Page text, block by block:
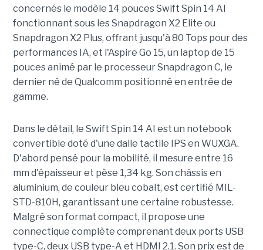
concernés le modèle 14 pouces Swift Spin 14 AI
fonctionnant sous les Snapdragon X2 Elite ou
Snapdragon X2 Plus, offrant jusqu'à 80 Tops pour des
performances IA, et l'Aspire Go 15, un laptop de 15
pouces animé par le processeur Snapdragon C, le
dernier né de Qualcomm positionné en entrée de
gamme.
Dans le détail, le Swift Spin 14 AI est un notebook
convertible doté d'une dalle tactile IPS en WUXGA.
D'abord pensé pour la mobilité, il mesure entre 16
mm d'épaisseur et pèse 1,34 kg. Son châssis en
aluminium, de couleur bleu cobalt, est certifié MIL-
STD-810H, garantissant une certaine robustesse.
Malgré son format compact, il propose une
connectique complète comprenant deux ports USB
type-C, deux USB type-A et HDMI 2.1. Son prix est de